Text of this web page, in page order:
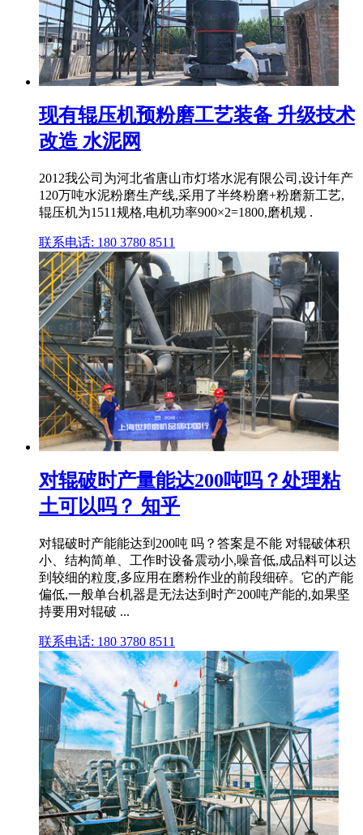
现有辊压机预粉磨工艺装备 升级技术
改造 水泥网
2012我公司为河北省唐山市灯塔水泥有限公司,设计年产
120万吨水泥粉磨生产线,采用了半终粉磨+粉磨新工艺,
辊压机为1511规格,电机功率900×2=1800,磨机规 .
联系电话: 180 3780 8511
对辊破时产量能达200吨吗？处理粘
土可以吗？ 知乎
对辊破时产能能达到200吨 吗？答案是不能 对辊破体积
小、结构简单、工作时设备震动小,噪音低,成品料可以达
到较细的粒度,多应用在磨粉作业的前段细碎。它的产能
偏低,一般单台机器是无法达到时产200吨产能的,如果坚
持要用对辊破 ...
联系电话: 180 3780 8511